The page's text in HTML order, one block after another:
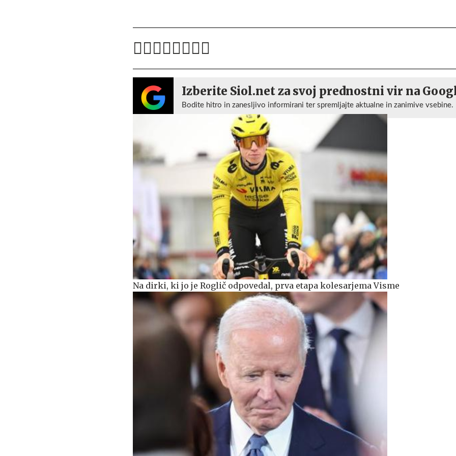
Izberite Siol.net za svoj prednostni vir na
Bodite hitro in zanesljivo informirani ter spremljajte aktualne in zanimive vsebine.
Na dirki, ki jo je Roglič odpovedal, prva etapa kolesarjema Visme